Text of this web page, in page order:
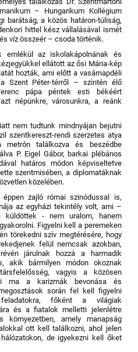
– Hungarikum Kollégium
barátság, a közös határon-túliság,
hittel kész vállalásával ismét
víz összeér – csoda történik.
emlékül az iskolakápolnának és
ellátott az ősi Mária-kép
hozták, ami előtt a vasárnapdéli
Szent Péter-térről – szintén élő
pápa péntek esti békéért
népünkre, városunkra, a reánk
nem tudtunk mindnyájan bejutni
szentkereszt-rendi szerzetes atya
találkozva és beszédbe
P. Eigel Gábor, barkai plébános
határos módon képviseltetve
szentmisében, a diplomatáknak
közelében.
zajló római szinódussal is,
az egyházi tekintély volt, ami –
küldöttek - nem uralom, hanem
Figyelni kell a peremeken
törekedni szív megtérésére, hogy
felül nemcsak azokban,
járulnak hozzá a harmadik
akik bármilyen módon okoznak
vagyis a közösen
ma a karizmák bevonása és
során fel kell figyelni
főként a világiak
és a fiatalok melletti jelenlétre
környezetben, amely manapság
ott kell találkozni, ahol jelen
de igyekezni kell őket